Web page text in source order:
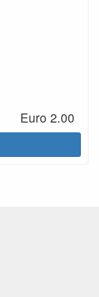
Euro 2.00